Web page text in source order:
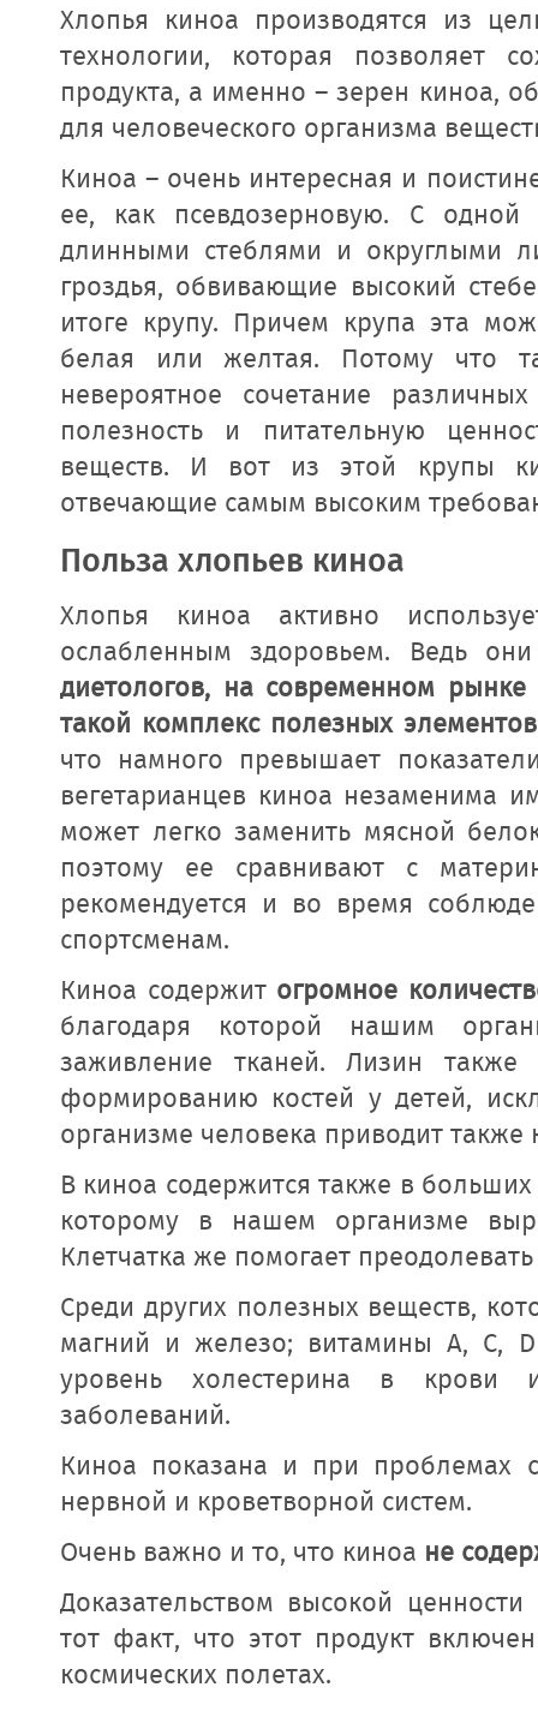
Хлопья киноа производятся из
технологии, которая позволяет
продукта, а именно – зерен киноа,
для человеческого организма
Киноа – очень интересная и
ее, как псевдозерновую. С
длинными стеблями и округлыми
гроздья, обвивающие высокий
итоге крупу. Причем крупа эта
белая или желтая. Потому что
невероятное сочетание
полезность и питательную
веществ. И вот из этой крупы
отвечающие самым высоким
Польза хлопьев киноа
Хлопья киноа активно
ослабленным здоровьем. Ведь
диетологов, на современном
такой комплекс полезных
что намного превышает
вегетарианцев киноа незаменима
может легко заменить мясной
поэтому ее сравнивают с
рекомендуется и во время
спортсменам.
Киноа содержит огромное
благодаря которой нашим
заживление тканей. Лизин также
формированию костей у детей,
организме человека приводит
В киноа содержится также в
которому в нашем организме
Клетчатка же помогает
Среди других полезных веществ,
магний и железо; витамины А, С,
уровень холестерина в крови
заболеваний.
Киноа показана и при проблемах
нервной и кроветворной систем.
Очень важно и то, что киноа не
Доказательством высокой
тот факт, что этот продукт
космических полетах.